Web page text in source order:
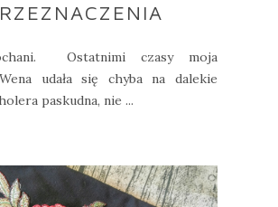
Ostatnimi czasy moja
udała się chyba na dalekie
paskudna, nie ...